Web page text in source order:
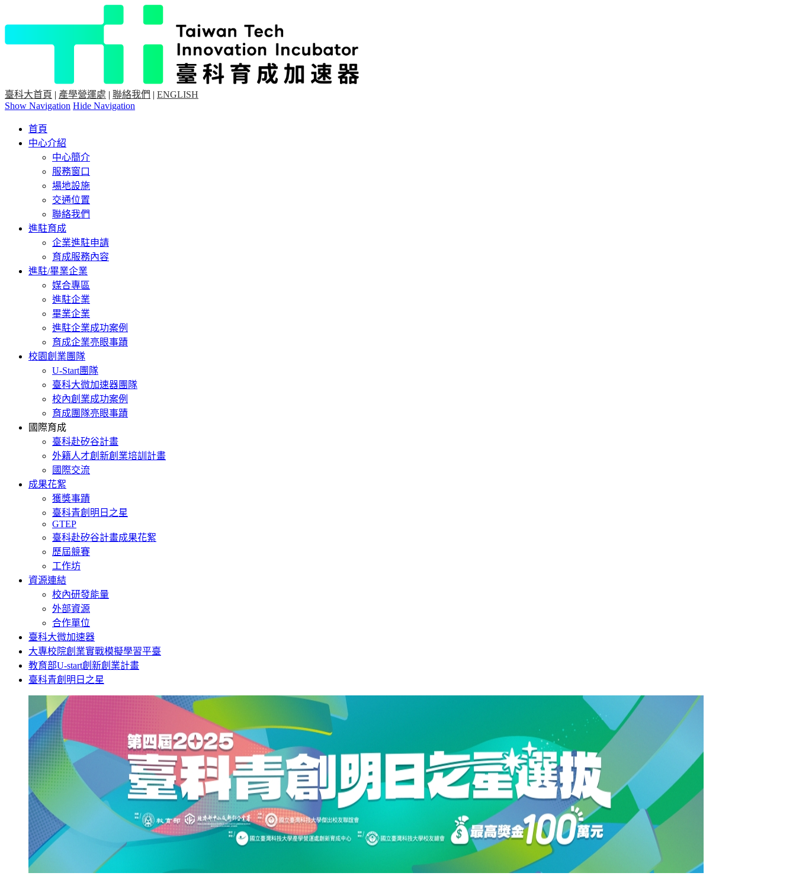
臺科大首頁 | 產學營運處 | 聯絡我們 | ENGLISH
Show Navigation Hide Navigation
首頁
中心介紹
中心簡介
服務窗口
場地設施
交通位置
聯絡我們
進駐育成
企業進駐申請
育成服務內容
進駐/畢業企業
媒合專區
進駐企業
畢業企業
進駐企業成功案例
育成企業亮眼事蹟
校園創業團隊
U-Start團隊
臺科大微加速器團隊
校內創業成功案例
育成團隊亮眼事蹟
國際育成
臺科赴矽谷計畫
外籍人才創新創業培訓計畫
國際交流
成果花絮
獲獎事蹟
臺科青創明日之星
GTEP
臺科赴矽谷計畫成果花絮
歷屆競賽
工作坊
資源連結
校內研發能量
外部資源
合作單位
臺科大微加速器
大專校院創業實戰模擬學習平臺
教育部U-start創新創業計畫
臺科青創明日之星